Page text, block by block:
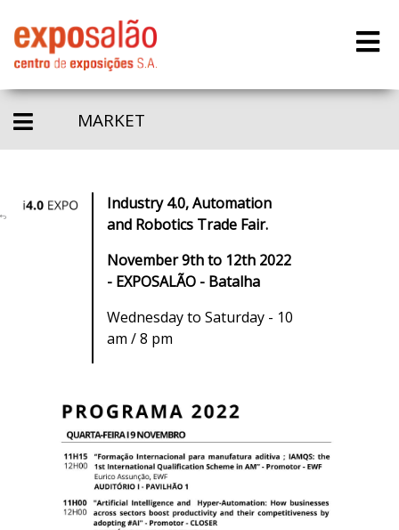
MARKET
Industry 4.0, Automation
and Robotics Trade Fair.
November 9th to 12th 2022
- EXPOSALÃO - Batalha
Wednesday to Saturday - 10
am / 8 pm